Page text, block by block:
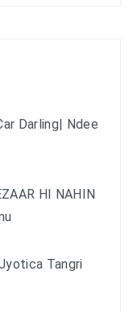
Darling| Ndee
HI NAHIN
Tangri